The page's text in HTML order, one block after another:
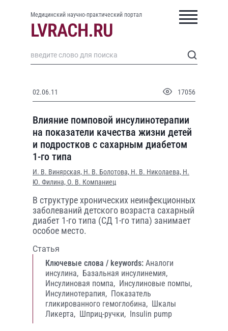
Медицинский научно-практический портал
02.06.11 17056
Влияние помповой инсулинотерапии
на показатели качества жизни детей
и подростков с сахарным диабетом
1-го типа
И. В. Винярская, Н. В. Болотова, Н. В. Николаева, Н.
Ю. Филина, О. В. Компаниец
В структуре хронических неинфекционных
заболеваний детского возраста сахарный
диабет 1-го типа (СД 1-го типа) занимает
особое место.
Статья
Ключевые слова / keywords: Аналоги
инсулина, Базальная инсулинемия,
Инсулиновая помпа, Инсулиновые помпы,
Инсулинотерапия, Показатель
гликированного гемоглобина, Шкалы
Ликерта, Шприц-ручки, Insulin pump